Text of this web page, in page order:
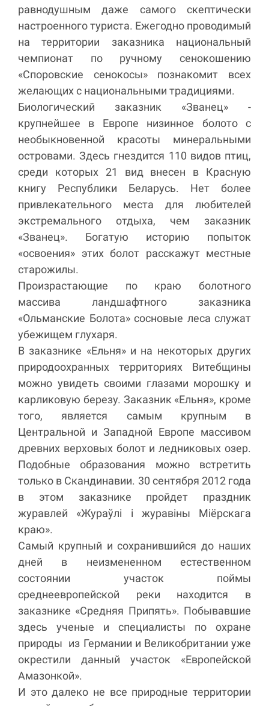
равнодушным даже самого скептически
настроенного туриста. Ежегодно проводимый
на территории заказника национальный
чемпионат по ручному сенокошению
«Споровские сенокосы» познакомит всех
желающих с национальными традициями.
Биологический заказник «Званец» -
крупнейшее в Европе низинное болото с
необыкновенной красоты минеральными
островами. Здесь гнездится 110 видов птиц,
среди которых 21 вид внесен в Красную
книгу Республики Беларусь. Нет более
привлекательного места для любителей
экстремального отдыха, чем заказник
«Званец». Богатую историю попыток
«освоения» этих болот расскажут местные
старожилы.
Произрастающие по краю болотного
массива ландшафтного заказника
«Ольманские Болота» сосновые леса служат
убежищем глухаря.
В заказнике «Ельня» и на некоторых других
природоохранных территориях Витебщины
можно увидеть своими глазами морошку и
карликовую березу. Заказник «Ельня», кроме
того, является самым крупным в
Центральной и Западной Европе массивом
древних верховых болот и ледниковых озер.
Подобные образования можно встретить
только в Скандинавии. 30 сентября 2012 года
в этом заказнике пройдет праздник
журавлей «Жураўлі і журавіны Міёрскага
краю».
Самый крупный и сохранившийся до наших
дней в неизмененном естественном
состоянии участок поймы
среднеевропейской реки находится в
заказнике «Средняя Припять». Побывавшие
здесь ученые и специалисты по охране
природы из Германии и Великобритании уже
окрестили данный участок «Европейской
Амазонкой».
И это далеко не все природные территории